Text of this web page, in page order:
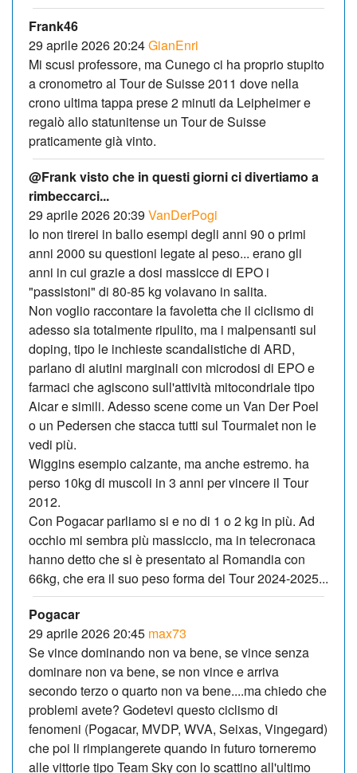
Frank46
29 aprile 2026 20:24GianEnri
Mi scusi professore, ma Cunego ci ha proprio stupito
a cronometro al Tour de Suisse 2011 dove nella
crono ultima tappa prese 2 minuti da Leipheimer e
regalò allo statunitense un Tour de Suisse
praticamente già vinto.
@Frank visto che in questi giorni ci divertiamo a
rimbeccarci...
29 aprile 2026 20:39 VanDerPogi
Io non tirerei in ballo esempi degli anni 90 o primi
anni 2000 su questioni legate al peso... erano gli
anni in cui grazie a dosi massicce di EPO i
"passistoni" di 80-85 kg volavano in salita.
Non voglio raccontare la favoletta che il ciclismo di
adesso sia totalmente ripulito, ma i malpensanti sul
doping, tipo le inchieste scandalistiche di ARD,
parlano di aiutini marginali con microdosi di EPO e
farmaci che agiscono sull'attività mitocondriale tipo
Aicar e simili. Adesso scene come un Van Der Poel
o un Pedersen che stacca tutti sul Tourmalet non le
vedi più.
Wiggins esempio calzante, ma anche estremo. ha
perso 10kg di muscoli in 3 anni per vincere il Tour
2012.
Con Pogacar parliamo si e no di 1 o 2 kg in più. Ad
occhio mi sembra più massiccio, ma in telecronaca
hanno detto che si è presentato al Romandia con
66kg, che era il suo peso forma dei Tour 2024-2025...
Pogacar
29 aprile 2026 20:45 max73
Se vince dominando non va bene, se vince senza
dominare non va bene, se non vince e arriva
secondo terzo o quarto non va bene....ma chiedo che
problemi avete? Godetevi questo ciclismo di
fenomeni (Pogacar, MVDP, WVA, Seixas, Vingegard)
che poi li rimpiangerete quando in futuro torneremo
alle vittorie tipo Team Sky con lo scattino all'ultimo